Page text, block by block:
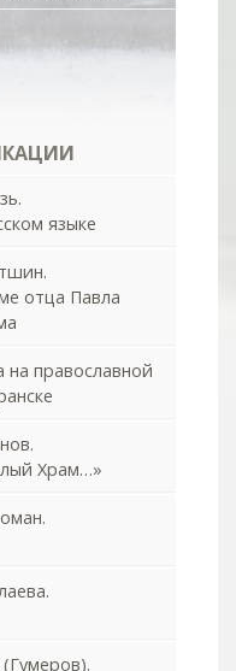
языке
отца Павла
православной
Храм…»